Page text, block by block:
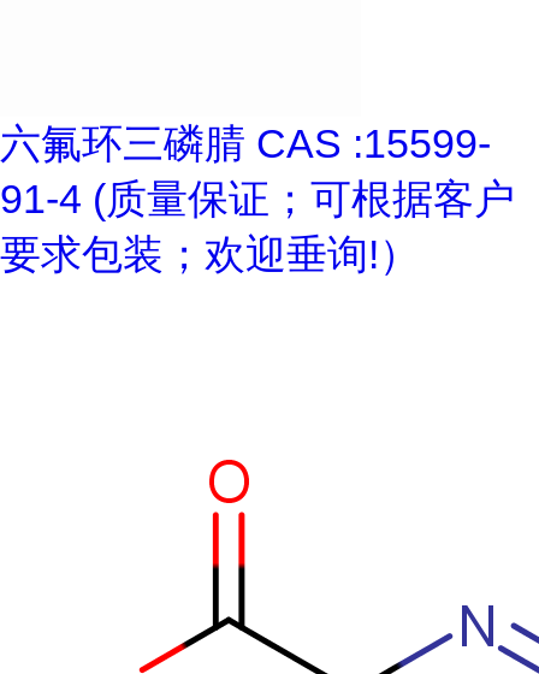
六氟环三磷腈 CAS :15599-
91-4 (质量保证；可根据客户
要求包装；欢迎垂询!）